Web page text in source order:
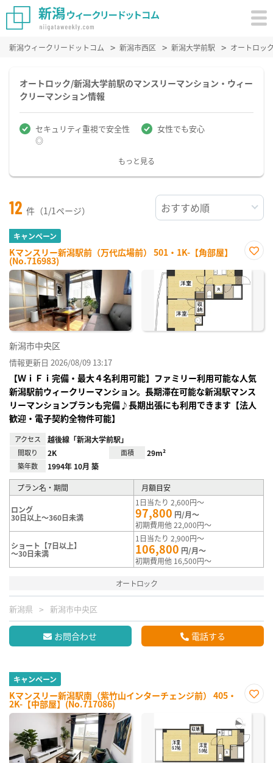
新潟ウィークリードットコム 新潟市西区 新潟大学前駅 オートロッ
オートロック/新潟大学前駅のマンスリーマンション・ウィー
クリーマンション情報
セキュリティ重視で安全性
◎
女性でも安心
もっと見る
12 件（1/1ページ）
キャンペーン
Kマンスリー新潟駅前（万代広場前） 501・1K-【角部屋】
(No.716983)
に入
り登
新潟市中央区
情報更新日 2026/08/09 13:17
【ＷｉＦｉ完備・最大４名利用可能】ファミリー利用可能な人気
新潟駅前ウィークリーマンション。長期滞在可能な新潟駅マンス
リーマンションプランも完備♪長期出張にも利用できます【法人
歓迎・電子契約全物件可能】
アクセス 越後線「新潟大学前駅」
間取り 2K 面積 29m²
築年数 1994年 10月 築
プラン名・期間 月額目安
ロング
30日以上～360日未満
1日当たり 2,600円～
97,800 円/月～
初期費用他 22,000円～
ショート【7日以上】
～30日未満
1日当たり 2,900円～
106,800 円/月～
初期費用他 16,500円～
オートロック
新潟県 新潟市中央区
お問合わせ 電話する
キャンペーン
Kマンスリー新潟駅南（紫竹山インターチェンジ前） 405・
2K-【中部屋】(No.717086)
に入
録